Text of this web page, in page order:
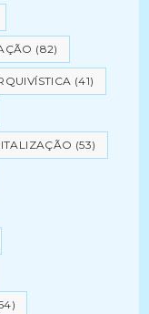
(82)
(41)
(53)